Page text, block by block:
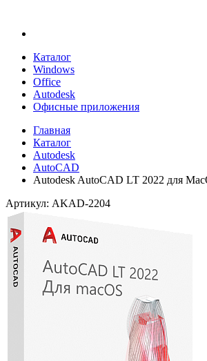
Каталог
Windows
Office
Autodesk
Офисные приложения
Главная
Каталог
Autodesk
AutoCAD
Autodesk AutoCAD LT 2022 для
Артикул: AKAD-2204